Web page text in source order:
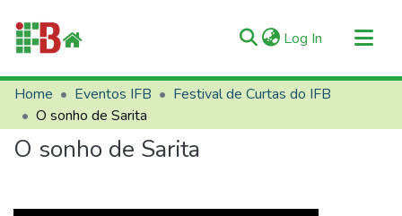
Log In (current)
Communities & Collections
All of RIIFB
Manuals and Terms
About RIIFB
Home Eventos IFB
Festival de Curtas do IFB
O sonho de Sarita
O sonho de Sarita